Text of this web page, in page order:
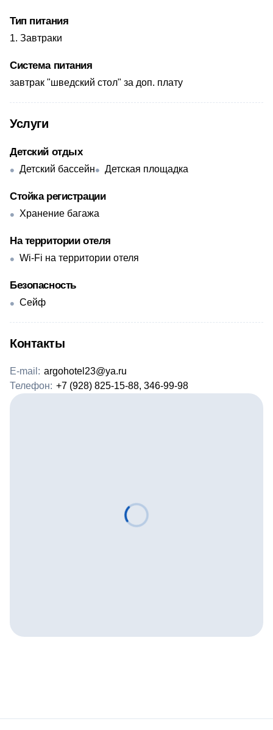
Тип питания
Завтраки
Система питания
​завтрак "шведский стол" за доп. плату
Услуги
Детский отдых
Детский бассейн Детская площадка
Стойка регистрации
Хранение багажа
На территории отеля
Wi-Fi на территории отеля
Безопасность
Сейф
Контакты
E-mail: argohotel23@ya.ru
Телефон: +7 (928) 825-15-88, 346-99-98